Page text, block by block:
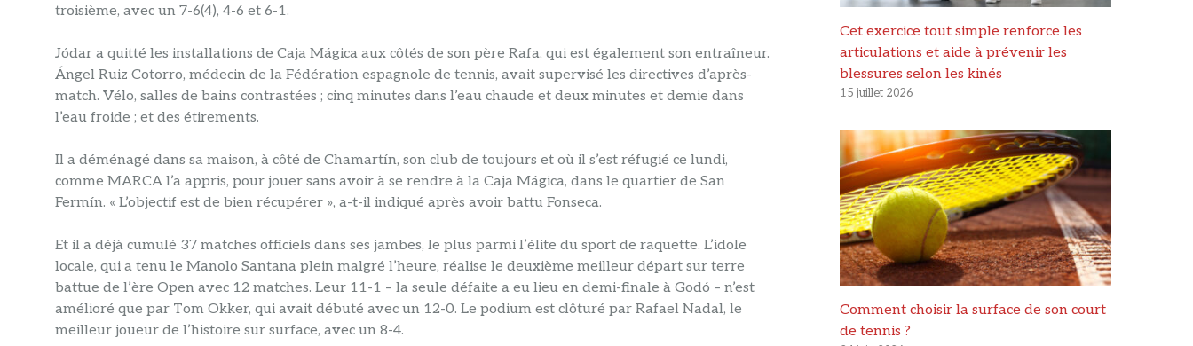
troisième, avec un 7-6(4), 4-6 et 6-1.
Jódar a quitté les installations de Caja Mágica aux côtés de son père Rafa, qui est également son entraîneur.
Ángel Ruiz Cotorro, médecin de la Fédération espagnole de tennis, avait supervisé les directives d’après-
match. Vélo, salles de bains contrastées ; cinq minutes dans l’eau chaude et deux minutes et demie dans
l’eau froide ; et des étirements.
Il a déménagé dans sa maison, à côté de Chamartín, son club de toujours et où il s’est réfugié ce lundi,
comme MARCA l’a appris, pour jouer sans avoir à se rendre à la Caja Mágica, dans le quartier de San
Fermín. « L’objectif est de bien récupérer », a-t-il indiqué après avoir battu Fonseca.
Et il a déjà cumulé 37 matches officiels dans ses jambes, le plus parmi l’élite du sport de raquette. L’idole
locale, qui a tenu le Manolo Santana plein malgré l’heure, réalise le deuxième meilleur départ sur terre
battue de l’ère Open avec 12 matches. Leur 11-1 – la seule défaite a eu lieu en demi-finale à Godó – n’est
amélioré que par Tom Okker, qui avait débuté avec un 12-0. Le podium est clôturé par Rafael Nadal, le
meilleur joueur de l’histoire sur surface, avec un 8-4.
Cet exercice tout simple renforce les
articulations et aide à prévenir les
blessures selon les kinés
15 juillet 2026
Comment choisir la surface de son court
de tennis ?